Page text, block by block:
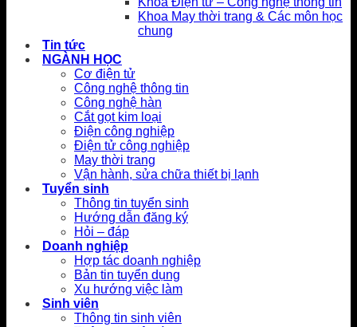
Khoa May thời trang & Các môn học
chung
Tin tức
NGÀNH HỌC
Cơ điện tử
Công nghệ thông tin
Công nghệ hàn
Cắt gọt kim loại
Điện công nghiệp
Điện tử công nghiệp
May thời trang
Vận hành, sửa chữa thiết bị lạnh
Tuyển sinh
Thông tin tuyển sinh
Hướng dẫn đăng ký
Hỏi – đáp
Doanh nghiệp
Hợp tác doanh nghiệp
Bản tin tuyển dụng
Xu hướng việc làm
Sinh viên
Thông tin sinh viên